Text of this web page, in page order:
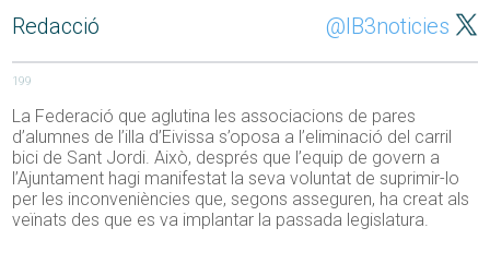
Redacció @IB3noticies
199
La Federació que aglutina les associacions de pares
d’alumnes de l’illa d’Eivissa s’oposa a l’eliminació del carril
bici de Sant Jordi. Això, després que l’equip de govern a
l’Ajuntament hagi manifestat la seva voluntat de suprimir-lo
per les inconveniències que, segons asseguren, ha creat als
veïnats des que es va implantar la passada legislatura.